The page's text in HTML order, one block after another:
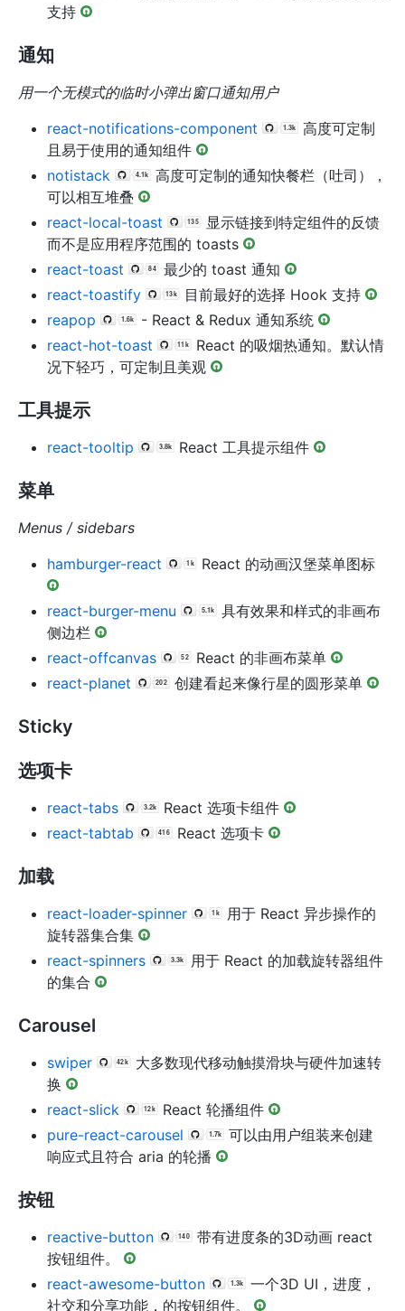
支持
通知
用一个无模式的临时小弹出窗口通知用户
react-notifications-component
高度可定制
且易于使用的通知组件
notistack
高度可定制的通知快餐栏（吐司），
可以相互堆叠
react-local-toast
显示链接到特定组件的反馈
而不是应用程序范围的 toasts
react-toast
最少的 toast 通知
react-toastify
目前最好的选择 Hook 支持
reapop
- React & Redux 通知系统
react-hot-toast
React 的吸烟热通知。默认情
况下轻巧，可定制且美观
工具提示
react-tooltip React 工具提示组件
菜单
Menus / sidebars
hamburger-react
React 的动画汉堡菜单图标
react-burger-menu
具有效果和样式的非画布
侧边栏
react-offcanvas
React 的非画布菜单
react-planet
创建看起来像行星的圆形菜单
Sticky
选项卡
react-tabs
React 选项卡组件
react-tabtab
React 选项卡
加载
react-loader-spinner
用于 React 异步操作的
旋转器集合集
react-spinners
用于 React 的加载旋转器组件
的集合
Carousel
swiper
大多数现代移动触摸滑块与硬件加速转
换
react-slick
React 轮播组件
pure-react-carousel
可以由用户组装来创建
响应式且符合 aria 的轮播
按钮
reactive-button
带有进度条的3D动画 react
按钮组件。
react-awesome-button
一个3D UI，进度，
社交和分享功能，的按钮组件。